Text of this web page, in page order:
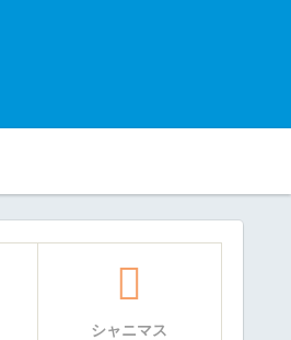
シャニマス